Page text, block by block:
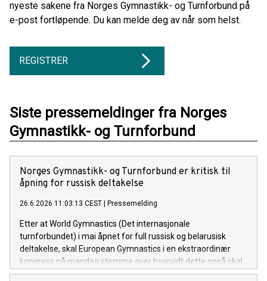
nyeste sakene fra Norges Gymnastikk- og Turnforbund på
e-post fortløpende. Du kan melde deg av når som helst.
REGISTRER
Siste pressemeldinger fra Norges
Gymnastikk- og Turnforbund
Norges Gymnastikk- og Turnforbund er kritisk til
åpning for russisk deltakelse
26.6.2026 11:03:13 CEST Pressemelding
Etter at World Gymnastics (Det internasjonale
turnforbundet) i mai åpnet for full russisk og belarusisk
deltakelse, skal European Gymnastics i en ekstraordinær
kongress på mandag stemme over hvorvidt dette også skal
gjelde ved konkurranser i regi av det europeiske forbundet.